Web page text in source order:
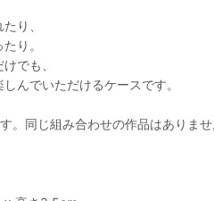
り、
り。
でも、
んでいただけるケースです。
。同じ組み合わせの作品はありま